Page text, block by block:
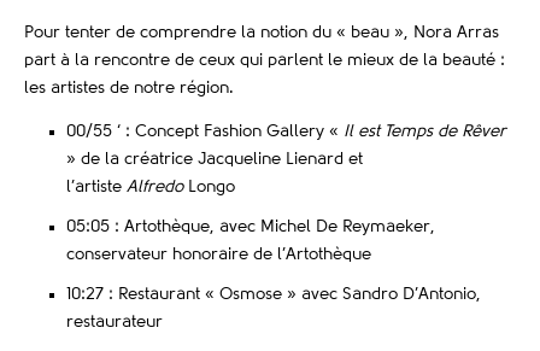
Pour tenter de comprendre la notion du « beau », Nora Arras
part à la rencontre de ceux qui parlent le mieux de la beauté :
les artistes de notre région.
00/55 ‘ : Concept Fashion Gallery « Il est Temps de Rêver
» de la créatrice Jacqueline Lienard et
l’artiste AlfredoLongo
05:05 : Artothèque, avec Michel De Reymaeker,
conservateur honoraire de l’Artothèque
10:27 : Restaurant « Osmose » avec Sandro D’Antonio,
restaurateur